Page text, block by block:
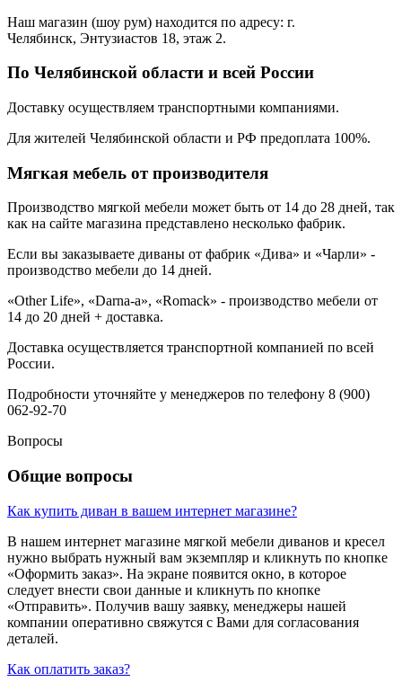
Наш магазин (шоу рум) находится по адресу: г.
Челябинск, Энтузиастов 18, этаж 2.
По Челябинской области и всей России
Доставку осуществляем транспортными компаниями.
Для жителей Челябинской области и РФ предоплата 100%.
Мягкая мебель от производителя
Производство мягкой мебели может быть от 14 до 28 дней, так
как на сайте магазина представлено несколько фабрик.
Если вы заказываете диваны от фабрик «Дива» и «Чарли» -
производство мебели до 14 дней.
«Other Life», «Darna-a», «Romack» - производство мебели от
14 до 20 дней + доставка.
Доставка осуществляется транспортной компанией по всей
России.
Подробности уточняйте у менеджеров по телефону 8 (900)
062-92-70
Вопросы
Общие вопросы
Как купить диван в вашем интернет магазине?
В нашем интернет магазине мягкой мебели диванов и кресел
нужно выбрать нужный вам экземпляр и кликнуть по кнопке
«Оформить заказ». На экране появится окно, в которое
следует внести свои данные и кликнуть по кнопке
«Отправить». Получив вашу заявку, менеджеры нашей
компании оперативно свяжутся с Вами для согласования
деталей.
Как оплатить заказ?